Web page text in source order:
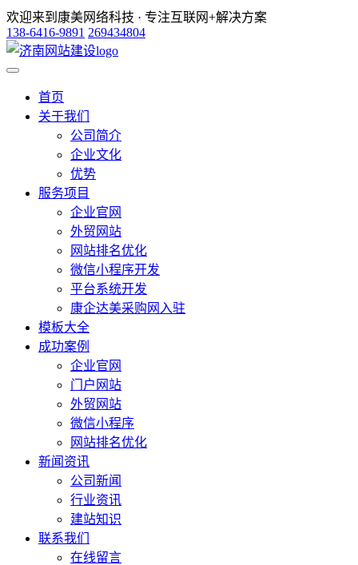
欢迎来到康美网络科技 · 专注互联网+解决方案
138-6416-9891 269434804
首页
关于我们
公司简介
企业文化
优势
服务项目
企业官网
外贸网站
网站排名优化
微信小程序开发
平台系统开发
康企达美采购网入驻
模板大全
成功案例
企业官网
门户网站
外贸网站
微信小程序
网站排名优化
新闻资讯
公司新闻
行业资讯
建站知识
联系我们
在线留言